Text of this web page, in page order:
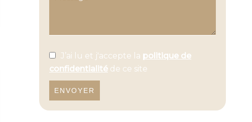
J’ai lu et j'accepte la politique de
confidentialité de ce site
ENVOYER